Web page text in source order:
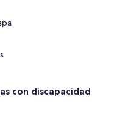
con discapacidad